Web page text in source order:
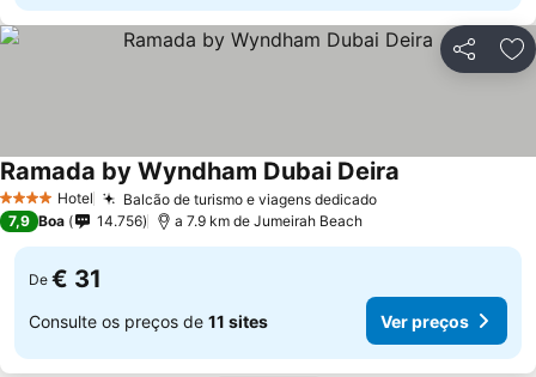
Partilhar
4 EstrelasHotel Balcão de turismo e viagens dedicado
Ramada by Wyndham Dubai Deira
7,9 Boa 14.756 a 7.9 km de Jumeirah Beach
De € 31
Consulte os preços de 11 sites Ver preços